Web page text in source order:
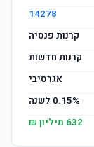
14278
קרנות פנסיה
קרנות חדשות
אגרסיבי
0.15% לשנה
632 מיליון ₪